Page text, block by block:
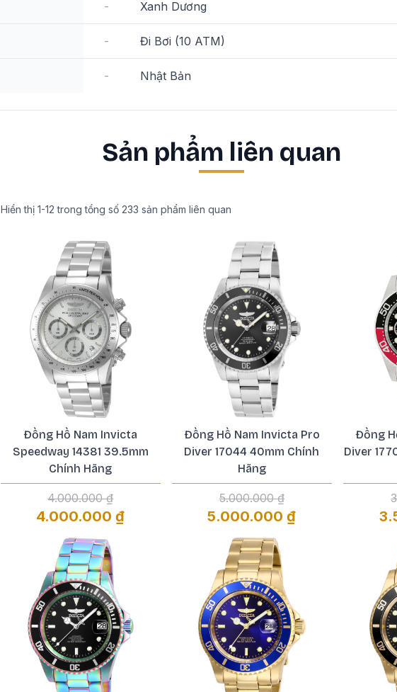
- Xanh Dương
- Đi Bơi (10 ATM)
- Nhật Bản
Sản phẩm liên quan
Hiển thị 1-12 trong tổng số 233 sản phẩm liên quan
Đồng Hồ Nam Invicta
Speedway 14381 39.5mm
Chính Hãng
4.000.000 ₫
4.000.000 ₫
Đồng Hồ Nam Invicta Pro
Diver 17044 40mm Chính
Hãng
5.000.000 ₫
5.000.000 ₫
Đồng
Diver